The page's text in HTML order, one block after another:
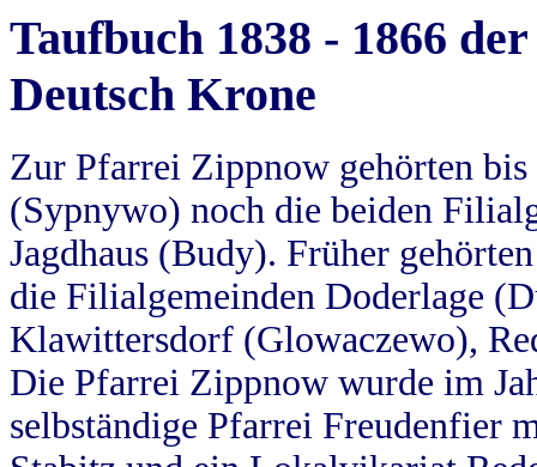
Taufbuch 1838 - 1866
Deutsch Krone
Zur Pfarrei Zippnow gehörten
(Sypnywo) noch die beiden
Jagdhaus (Budy). Früher
die Filialgemeinden Doderlage
Klawittersdorf (Glowaczewo),
Die Pfarrei Zippnow wurde im
selbständige Pfarrei Freudenfier